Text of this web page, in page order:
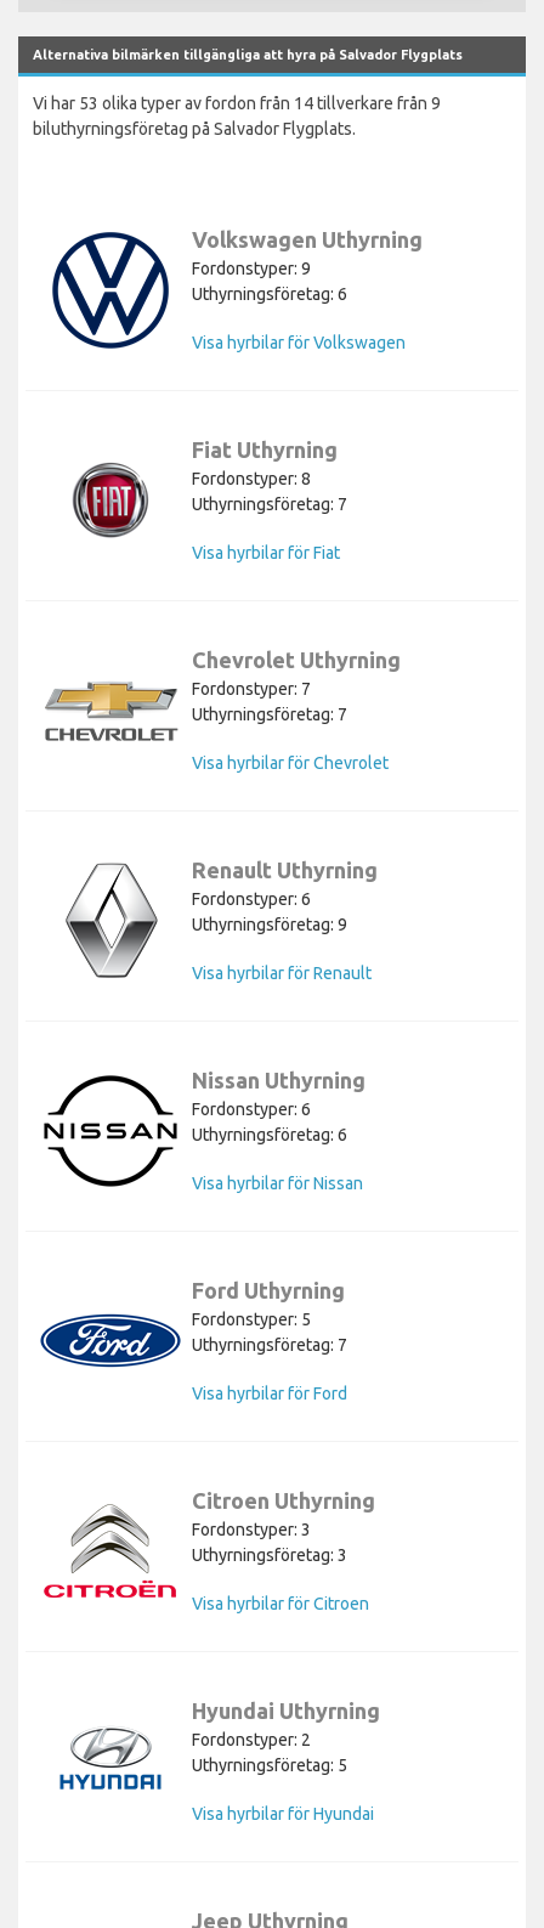
Alternativa bilmärken tillgängliga att hyra på Salvador Flygplats
Vi har 53 olika typer av fordon från 14 tillverkare från 9
biluthyrningsföretag på Salvador Flygplats.
Volkswagen Uthyrning
Fordonstyper: 9
Uthyrningsföretag: 6
Visa hyrbilar för Volkswagen
Fiat Uthyrning
Fordonstyper: 8
Uthyrningsföretag: 7
Visa hyrbilar för Fiat
Chevrolet Uthyrning
Fordonstyper: 7
Uthyrningsföretag: 7
Visa hyrbilar för Chevrolet
Renault Uthyrning
Fordonstyper: 6
Uthyrningsföretag: 9
Visa hyrbilar för Renault
Nissan Uthyrning
Fordonstyper: 6
Uthyrningsföretag: 6
Visa hyrbilar för Nissan
Ford Uthyrning
Fordonstyper: 5
Uthyrningsföretag: 7
Visa hyrbilar för Ford
Citroen Uthyrning
Fordonstyper: 3
Uthyrningsföretag: 3
Visa hyrbilar för Citroen
Hyundai Uthyrning
Fordonstyper: 2
Uthyrningsföretag: 5
Visa hyrbilar för Hyundai
Jeep Uthyrning